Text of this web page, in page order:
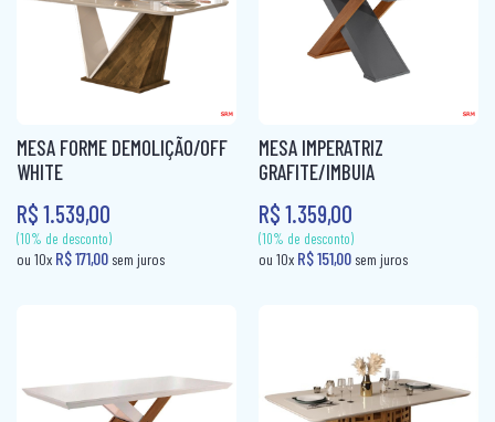
(10% de desconto)
R$ 151,00sem juros
(10% de desconto)
ou 10x R$ 93,80
MESA FORME DEMOLIÇÃO/OFF
WHITE
R$ 1.539,00
MESA IMPERATRIZ
GRAFITE/IMBUIA
R$ 1.359,00